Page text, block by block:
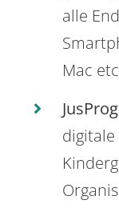
alle
Mac
JusProg